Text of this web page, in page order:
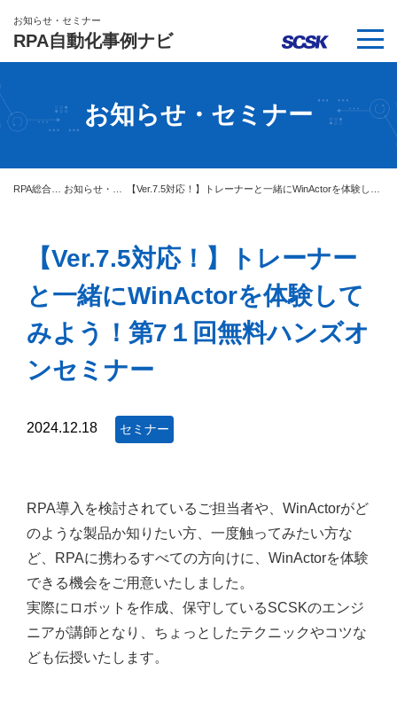
お知らせ・セミナー
RPA自動化事例ナビ
お知らせ・セミナー
【Ver.7.5対応！】トレーナー
と一緒にWinActorを体験して
みよう！第7１回無料ハンズオ
ンセミナー
2024.12.18 セミナー
RPA導入を検討されているご担当者や、WinActorがど
のような製品か知りたい方、一度触ってみたい方な
ど、RPAに携わるすべての方向けに、WinActorを体験
できる機会をご用意いたしました。
実際にロボットを作成、保守しているSCSKのエンジ
ニアが講師となり、ちょっとしたテクニックやコツな
ども伝授いたします。